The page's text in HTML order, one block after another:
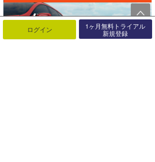
ログイン 1ヶ月無料トライアル
新規登録